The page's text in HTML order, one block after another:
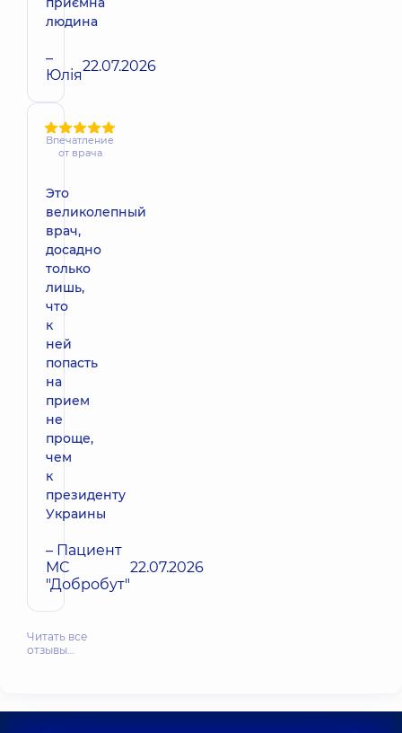
людина
–
Юлія22.07.2026
Впечатление
от врача
Это
великолепный
врач,
досадно
только
лишь,
что
к
ней
попасть
на
прием
не
проще,
чем
к
президенту
Украины
– Пациент
МС
"Добробут"
22.07.2026
Читать все
отзывы…